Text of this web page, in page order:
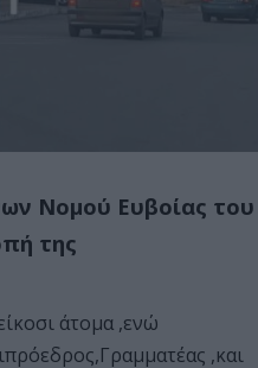
Νομού Ευβοίας του
της
άτομα ,ενώ
,και